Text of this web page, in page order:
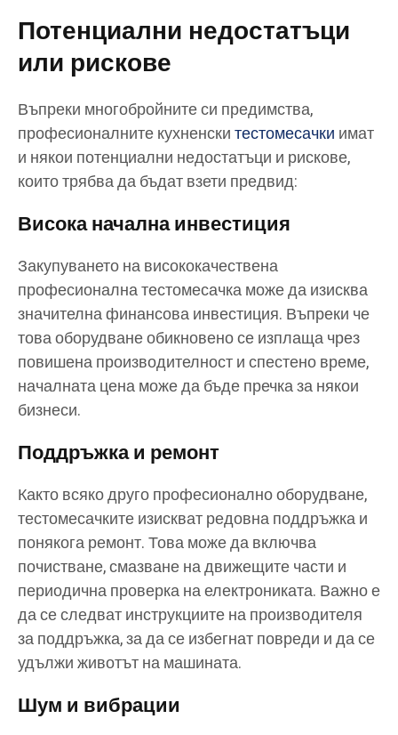
Потенциални недостатъци
или рискове
Въпреки многобройните си предимства,
професионалните кухненскитестомесачки имат
и някои потенциални недостатъци и рискове,
които трябва да бъдат взети предвид:
Висока начална инвестиция
Закупуването на висококачествена
професионална тестомесачка може да изисква
значителна финансова инвестиция. Въпреки че
това оборудване обикновено се изплаща чрез
повишена производителност и спестено време,
началната цена може да бъде пречка за някои
бизнеси.
Поддръжка и ремонт
Както всяко друго професионално оборудване,
тестомесачките изискват редовна поддръжка и
понякога ремонт. Това може да включва
почистване, смазване на движещите части и
периодична проверка на електрониката. Важно е
да се следват инструкциите на производителя
за поддръжка, за да се избегнат повреди и да се
удължи животът на машината.
Шум и вибрации